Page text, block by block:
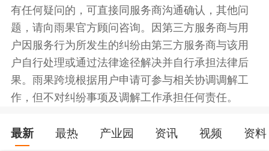
有任何疑问的，可直接同服务商沟通确认，其他问
题，请向雨果官方顾问咨询。因第三方服务商与用
户因服务行为所发生的纠纷由第三方服务商与该用
户自行处理或通过法律途径解决并自行承担法律后
果。雨果跨境根据用户申请可参与相关协调调解工
作，但不对纠纷事项及调解工作承担任何责任。
最新 最热 产业园 资讯 视频 资料